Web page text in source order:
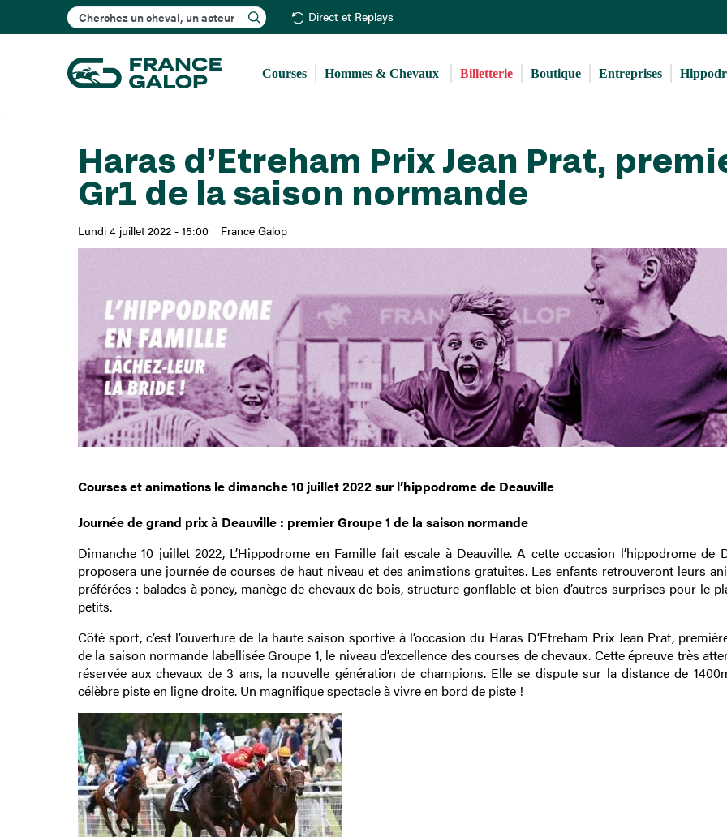
au
principal
Rechercher Direct et Replays
Courses Hommes & Chevaux Billetterie Boutique Entreprises
Haras d’Etreham Prix Jean Prat,
Gr1 de la saison normande
Lundi 4 juillet 2022 - 15:00 France Galop
Courses et animations le dimanche 10 juillet 2022 sur l’hippodrome de Deauville
Journée de grand prix à Deauville : premier Groupe 1 de la saison normande
Dimanche 10 juillet 2022, L’Hippodrome en Famille fait escale à Deauville. A cette occasion l’hippodrome de
proposera une journée de courses de haut niveau et des animations gratuites. Les enfants retrouveront leurs
préférées : balades à poney, manège de chevaux de bois, structure gonflable et bien d’autres surprises pour le
petits.
Côté sport, c’est l’ouverture de la haute saison sportive à l’occasion du Haras D’Etreham Prix Jean Prat,
de la saison normande labellisée Groupe 1, le niveau d’excellence des courses de chevaux. Cette épreuve très
réservée aux chevaux de 3 ans, la nouvelle génération de champions. Elle se dispute sur la distance de
célèbre piste en ligne droite. Un magnifique spectacle à vivre en bord de piste !